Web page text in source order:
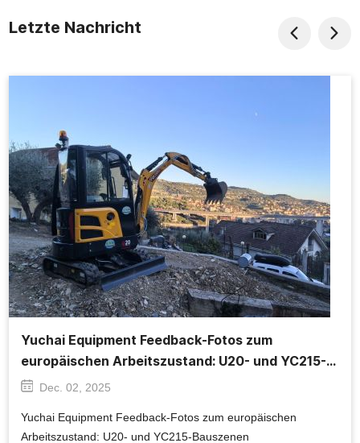
Letzte Nachricht
Yuchai Equipment Feedback-Fotos zum
europäischen Arbeitszustand: U20- und YC215-
Bauszenen
Dec. 02, 2025
Yuchai Equipment Feedback-Fotos zum europäischen
Arbeitszustand: U20- und YC215-Bauszenen